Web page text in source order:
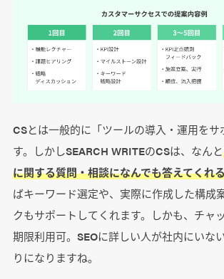
CSとは一般的に「ツールの導入・運用をサ
す。しかしSEARCH WRITEのCSは、なんと
に関する質問・相談になんでも答えてくれ
ばキーワード選定や、実際に作成した構成
クもサポートしてくれます。しかも、チャ
期限利用可。SEOに詳しい人が社内にいな
りになりますね。